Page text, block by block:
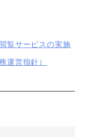
覧サービスの実施
運営指針）